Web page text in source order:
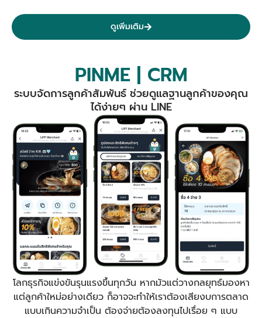
ดูเพิ่มเติม
PINME | CRM
ระบบจัดการลูกค้าสัมพันธ์ ช่วยดูแลฐานลูกค้าของคุณ
ได้ง่ายๆ ผ่าน LINE
โลกธุรกิจแข่งขันรุนแรงขึ้นทุกวัน หากมัวแต่วางกลยุทธ์มองหา
แต่ลูกค้าใหม่อย่างเดียว ก็อาจจะทำให้เราต้องเสียงบการตลาด
แบบเกินความจำเป็น ต้องจ่ายต้องลงทุนไปเรื่อย ๆ แบบ